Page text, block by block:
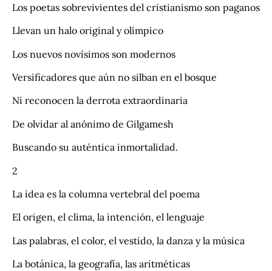
Los poetas sobrevivientes del cristianismo son paganos
Llevan un halo original y olímpico
Los nuevos novísimos son modernos
Versificadores que aún no silban en el bosque
Ni reconocen la derrota extraordinaria
De olvidar al anónimo de Gilgamesh
Buscando su auténtica inmortalidad.
2
La idea es la columna vertebral del poema
El origen, el clima, la intención, el lenguaje
Las palabras, el color, el vestido, la danza y la música
La botánica, la geografía, las aritméticas